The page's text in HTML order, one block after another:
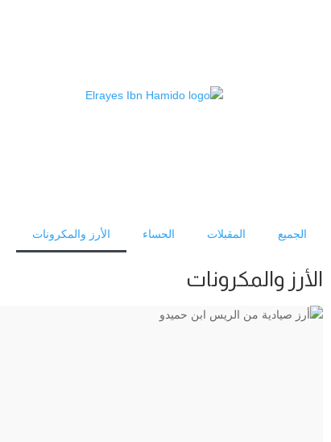
الجميع المقبلات الحساء الأرز والمكرونات
الأرز والمكرونات